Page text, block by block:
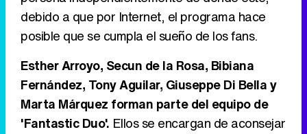
Canción ganadora de Eurovisión 2026: DARA con "Bangaranga" por Bulgaria
debido a que por Internet, el programa hace
posible que se cumpla el sueño de los fans.
Esther Arroyo, Secun de la Rosa, Bibiana
Fernández, Tony Aguilar, Giuseppe Di Bella y
Marta Márquez forman parte del equipo de
'Fantastic Duo'. Ellos se encargan de aconsejar